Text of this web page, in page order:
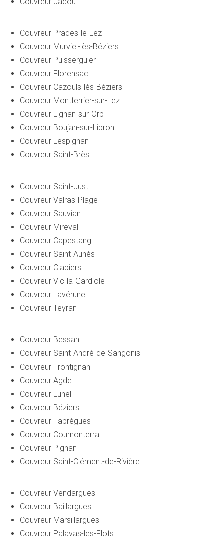
Couvreur Prades-le-Lez
Couvreur Murviel-lès-Béziers
Couvreur Puisserguier
Couvreur Florensac
Couvreur Cazouls-lès-Béziers
Couvreur Montferrier-sur-Lez
Couvreur Lignan-sur-Orb
Couvreur Boujan-sur-Libron
Couvreur Lespignan
Couvreur Saint-Brès
Couvreur Saint-Just
Couvreur Valras-Plage
Couvreur Sauvian
Couvreur Mireval
Couvreur Capestang
Couvreur Saint-Aunès
Couvreur Clapiers
Couvreur Vic-la-Gardiole
Couvreur Lavérune
Couvreur Teyran
Couvreur Bessan
Couvreur Saint-André-de-Sangonis
Couvreur Frontignan
Couvreur Agde
Couvreur Lunel
Couvreur Béziers
Couvreur Fabrègues
Couvreur Cournonterral
Couvreur Pignan
Couvreur Saint-Clément-de-Rivière
Couvreur Vendargues
Couvreur Baillargues
Couvreur Marsillargues
Couvreur Palavas-les-Flots